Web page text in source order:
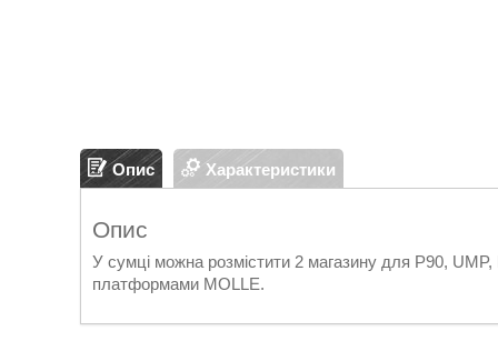
Опис Характеристики
Опис
У сумці можна розмістити 2 магазину для P90, UMP,
платформами MOLLE.